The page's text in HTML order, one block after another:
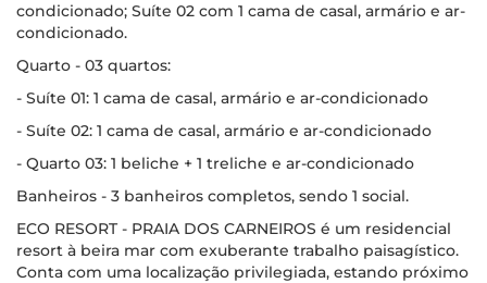
condicionado; Suíte 02 com 1 cama de casal, armário e ar-
condicionado.
Quarto - 03 quartos:
- Suíte 01: 1 cama de casal, armário e ar-condicionado
- Suíte 02: 1 cama de casal, armário e ar-condicionado
- Quarto 03: 1 beliche + 1 treliche e ar-condicionado
Banheiros - 3 banheiros completos, sendo 1 social.
ECO RESORT - PRAIA DOS CARNEIROS é um residencial
resort à beira mar com exuberante trabalho paisagístico.
Conta com uma localização privilegiada, estando próximo